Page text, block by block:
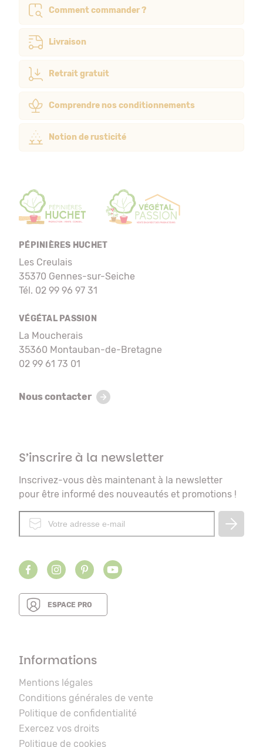
Comment commander ?
Livraison
Retrait gratuit
Comprendre nos conditionnements
Notion de rusticité
PÉPINIÈRES HUCHET
Les Creulais
35370 Gennes-sur-Seiche
Tél. 02 99 96 97 31
VÉGÉTAL PASSION
La Moucherais
35360 Montauban-de-Bretagne
02 99 61 73 01
Nous contacter
S’inscrire à la newsletter
Inscrivez-vous dès maintenant à la newsletter
pour être informé des nouveautés et promotions !
ESPACE PRO
Informations
Mentions légales
Conditions générales de vente
Politique de confidentialité
Exercez vos droits
Politique de cookies